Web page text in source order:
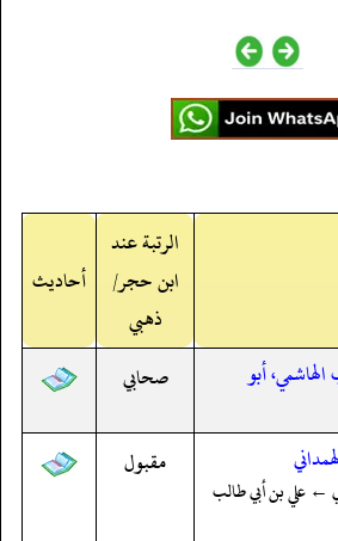
الرتبة عند
ابن حجر/
ذهبي
أحاديث
أبو
صحابي
← علي بن أبي طالب
مقبول